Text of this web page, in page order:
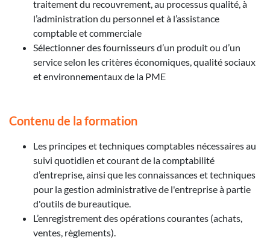
traitement du recouvrement, au processus qualité, à
l’administration du personnel et à l’assistance
comptable et commerciale
Sélectionner des fournisseurs d’un produit ou d’un
service selon les critères économiques, qualité sociaux
et environnementaux de la PME
Contenu de la formation
Les principes et techniques comptables nécessaires au
suivi quotidien et courant de la comptabilité
d’entreprise, ainsi que les connaissances et techniques
pour la gestion administrative de l'entreprise à partie
d'outils de bureautique.
L’enregistrement des opérations courantes (achats,
ventes, règlements).